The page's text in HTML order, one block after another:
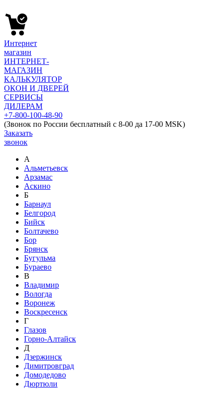
Интернет
магазин
ИНТЕРНЕТ-
МАГАЗИН
КАЛЬКУЛЯТОР
ОКОН И ДВЕРЕЙ
СЕРВИСЫ
ДИЛЕРАМ
+7-800-100-48-90
(Звонок по России бесплатный с 8-00 да 17-00 MSK)
Заказать
звонок
А
Альметьевск
Арзамас
Аскино
Б
Барнаул
Белгород
Бийск
Болтачево
Бор
Брянск
Бугульма
Бураево
В
Владимир
Вологда
Воронеж
Воскресенск
Г
Глазов
Горно-Алтайск
Д
Дзержинск
Димитровград
Домодедово
Дюртюли